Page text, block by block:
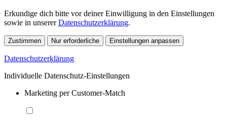
Erkundige dich bitte vor deiner Einwilligung in den Einstellungen
sowie in unsererDatenschutzerklärung.
Zustimmen Nur erforderliche Einstellungen anpassen
Datenschutzerklärung
Individuelle Datenschutz-Einstellungen
Marketing per Customer-Match